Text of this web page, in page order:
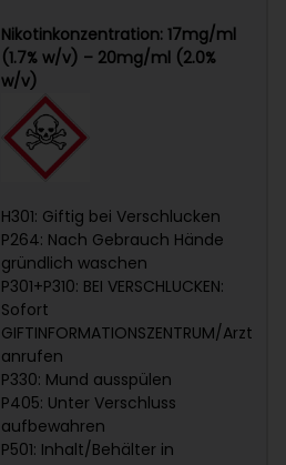
Nikotinkonzentration: 17mg/ml
(1.7% w/v) – 20mg/ml (2.0%
w/v)
H301: Giftig bei Verschlucken
P264: Nach Gebrauch Hände
gründlich waschen
P301+P310: BEI VERSCHLUCKEN:
Sofort
GIFTINFORMATIONSZENTRUM/Arzt
anrufen
P330: Mund ausspülen
P405: Unter Verschluss
aufbewahren
P501: Inhalt/Behälter in